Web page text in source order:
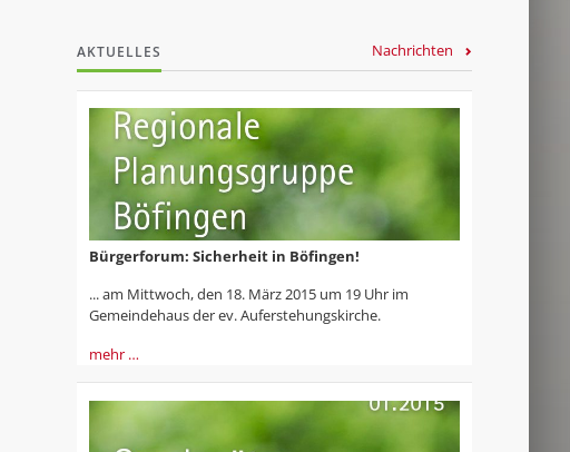
AKTUELLES Nachrichten
Bürgerforum: Sicherheit in Böfingen!
... am Mittwoch, den 18. März 2015 um 19 Uhr im
Gemeindehaus der ev. Auf­erstehungskirche.
mehr …